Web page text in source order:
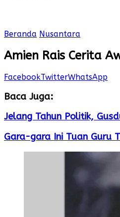
Beranda Nusantara
Amien Rais Cerita
FacebookTwitterWhatsApp
Baca Juga:
Jelang Tahun Politik,
Gara-gara Ini Tuan Guru